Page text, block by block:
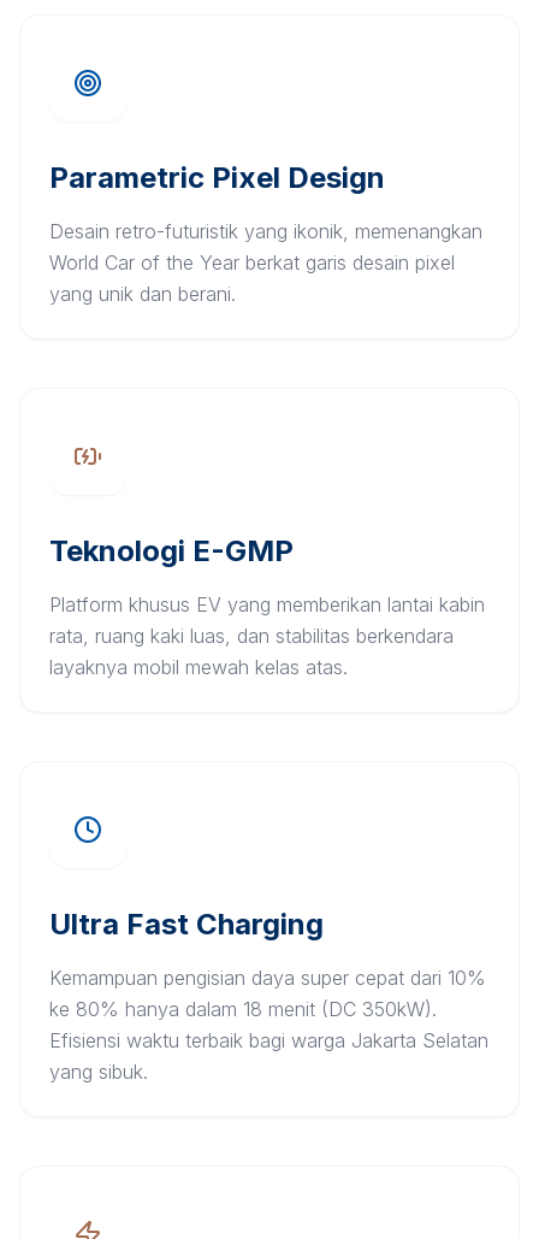
Parametric Pixel Design
Desain retro-futuristik yang ikonik, memenangkan
World Car of the Year berkat garis desain pixel
yang unik dan berani.
Teknologi E-GMP
Platform khusus EV yang memberikan lantai kabin
rata, ruang kaki luas, dan stabilitas berkendara
layaknya mobil mewah kelas atas.
Ultra Fast Charging
Kemampuan pengisian daya super cepat dari 10%
ke 80% hanya dalam 18 menit (DC 350kW).
Efisiensi waktu terbaik bagi warga Jakarta Selatan
yang sibuk.